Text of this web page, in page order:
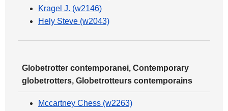
Kragel J. (w2146)
Hely Steve (w2043)
Globetrotter contemporanei, Contemporary
globetrotters, Globetrotteurs contemporains
Mccartney Chess (w2263)